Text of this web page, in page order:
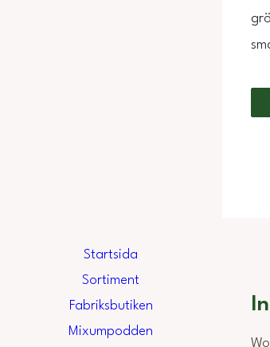
Startsida
Sortiment
Fabriksbutiken
Mixumpodden